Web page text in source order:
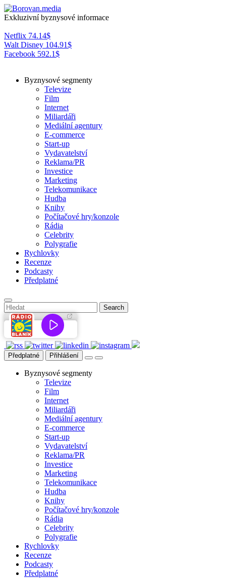
Exkluzivní byznysové informace
Netflix 74.14$
Walt Disney 104.91$
Facebook 592.1$
Byznysové segmenty
Televize
Film
Internet
Miliardáři
Mediální agentury
E-commerce
Start-up
Vydavatelství
Reklama/PR
Investice
Marketing
Telekomunikace
Hudba
Knihy
Počítačové hry/konzole
Rádia
Celebrity
Polygrafie
Rychlovky
Recenze
Podcasty
Předplatné
Předplatné Přihlášení
Byznysové segmenty
Televize
Film
Internet
Miliardáři
Mediální agentury
E-commerce
Start-up
Vydavatelství
Reklama/PR
Investice
Marketing
Telekomunikace
Hudba
Knihy
Počítačové hry/konzole
Rádia
Celebrity
Polygrafie
Rychlovky
Recenze
Podcasty
Předplatné